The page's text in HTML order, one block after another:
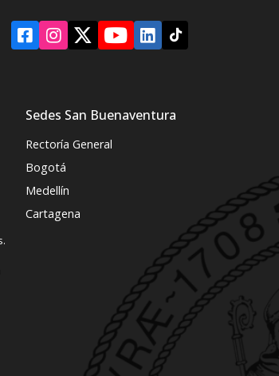
Sedes San Buenaventura
Rectoría General
Bogotá
Medellín
Cartagena